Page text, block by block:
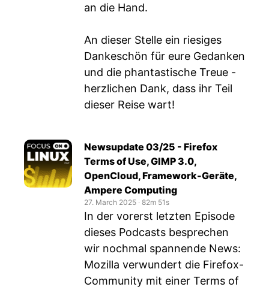
an die Hand.
An dieser Stelle ein riesiges
Dankeschön für eure Gedanken
und die phantastische Treue -
herzlichen Dank, dass ihr Teil
dieser Reise wart!
Newsupdate 03/25 - Firefox
Terms of Use, GIMP 3.0,
OpenCloud, Framework-Geräte,
Ampere Computing
27. March 2025 ‧ 82m 51s
In der vorerst letzten Episode
dieses Podcasts besprechen
wir nochmal spannende News:
Mozilla verwundert die Firefox-
Community mit einer Terms of